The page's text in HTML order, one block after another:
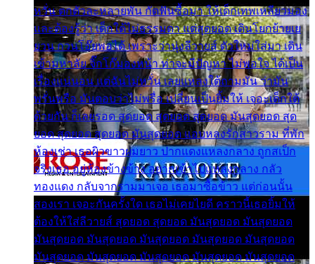
หวั่น ตกตัวละหลายพัน กัดฟันซื้อมา ให้เด็กเทพเหลียวมอง
และต้องรู้ว่า เด็กใต้ไม่ธรรมดา แต่สุดยอด เดินโยกย้ายเย
ยวน กวนโอ๊ยพอได้ เพราะว่านุ่งลีวายส์ ตัวใหม่ใส่มา เดิน
เข้ามหาลัย จิ๊กโก๊มองหน้า ท่าจะมีปัญหา ไม่พอใจ ได้เป็น
เรื่องแน่นอน แต่ฉันไม่หวั่น เลยแหลงใต้ถามมัน ว่ามัน
พรั่นพรือ มันตอบว่าไม่พรื่อ เปลี่ยนเป็นยิ้มให้ เจอะเด็กใต้
ด้วยกัน ก็เลยรอด สุดยอด สุดยอด สุดยอด มันสุดยอด สุด
ยอด สุดยอด สุดยอด มันสุดยอด แอบหลงรักสาวราม ที่พัก
ห้องเช่า เธอผิวขาวผมยาว ปากแดงแหลงกลาง ถูกสเป็ก
จริงเธอ อยู่ห้องข้างข้าง อยากเข้าไปแหลงกลาง กลัว
ทองแดง กลับจากรามมาเจอ เธอมาซื้อข้าว แต่ก่อนนั้น
สองเรา เจอะกันครั้งใด เธอไม่เคยไยดี คราวนี้เธอยิ้มให้
ต้องให้ใส่ลีวายส์ สุดยอด สุดยอด มันสุดยอด มันสุดยอด
มันสุดยอด มันสุดยอด มันสุดยอด มันสุดยอด มันสุดยอด
มันสุดยอด มันสุดยอด มันสุดยอด มันสุดยอด มันสุดยอด